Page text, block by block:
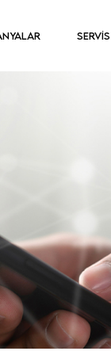
SERVİS